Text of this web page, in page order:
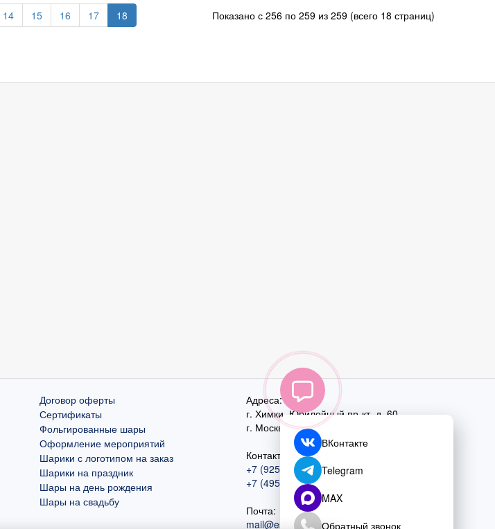
14 15 16 17 18 Показано с 256 по 259 из 259 (всего 18 страниц)
Договор оферты
Сертификаты
Фольгированные шары
Оформление мероприятий
Шарики с логотипом на заказ
Шарики на праздник
Шары на день рождения
Шары на свадьбу
Адреса:
г. Химки, Юбилейный пр-кт, д. 60
г. Москва,ул. Перовская, д. 59
Контактный номер:
+7 (925) 585-74-27
+7 (495) 970-44-75
Почта:
mail@esta-fiesta.ru
ВКонтакте
Telegram
MAX
Обратный звонок